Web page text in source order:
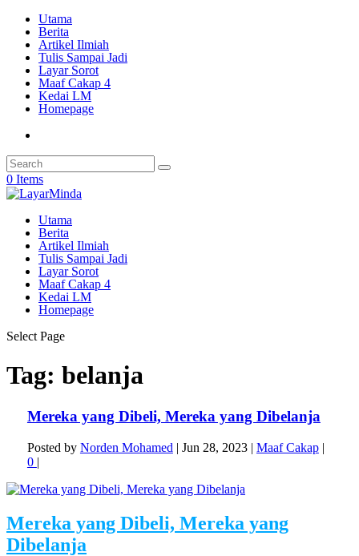
Utama
Berita
Artikel Ilmiah
Tulis Sampai Jadi
Layar Sorot
Maaf Cakap 4
Kedai LM
Homepage
0 Items
Utama
Berita
Artikel Ilmiah
Tulis Sampai Jadi
Layar Sorot
Maaf Cakap 4
Kedai LM
Homepage
Select Page
Tag: belanja
Mereka yang Dibeli, Mereka yang Dibelanja
Posted by Norden Mohamed | Jun 28, 2023| Maaf Cakap|
0 |
Mereka yang Dibeli, Mereka yang
Dibelanja